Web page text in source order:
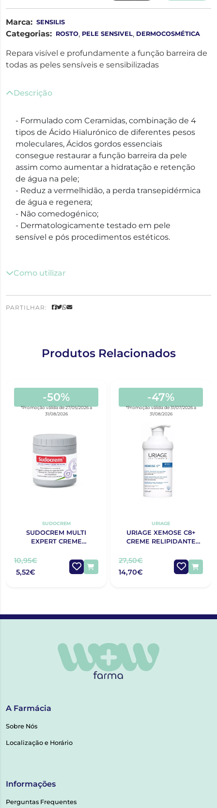
Marca: SENSILIS
Categorias: ROSTO, PELE SENSIVEL, DERMOCOSMÉTICA
Repara visível e profundamente a função barreira de
todas as peles sensíveis e sensibilizadas
Descrição
- Formulado com Ceramidas, combinação de 4
tipos de Ácido Hialurónico de diferentes pesos
moleculares, Ácidos gordos essenciais
consegue restaurar a função barreira da pele
assim como aumentar a hidratação e retenção
de água na pele;
- Reduz a vermelhidão, a perda transepidérmica
de água e regenera;
- Não comedogénico;
- Dermatologicamente testado em pele
sensível e pós procedimentos estéticos.
Como utilizar
PARTILHAR:
Produtos Relacionados
-50%
*Promoção válida de 27/05/2026 a
31/08/2026
SUDOCREM
SUDOCREM MULTI
EXPERT CREME
10,95€
5,52€
-47%
*Promoção válida de 31/07/2026 a
31/08/2026
URIAGE
URIAGE XEMOSE C8+
CREME RELIPIDANTE
27,50€
14,70€
A Farmácia
Sobre Nós
Localização e Horário
Informações
Perguntas Frequentes